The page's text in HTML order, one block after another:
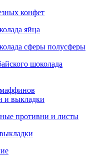
конфет
яйца
сферы полусферы
шоколада
и выкладки
противни и листы